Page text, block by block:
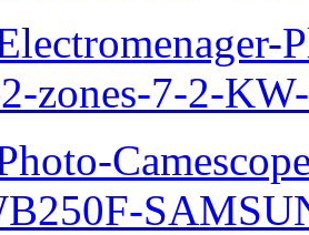
zones-7-2-